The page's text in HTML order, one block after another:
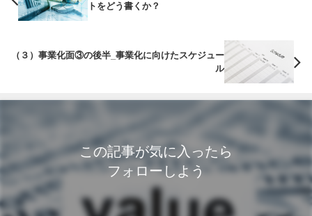
トをどう書くか？
（３）事業化面③の後半_事業化に向けたスケジュー
ル
この記事が気に入ったら
フォローしよう